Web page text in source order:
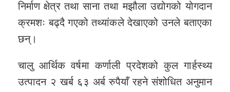
निर्माण क्षेत्र तथा साना तथा मझौला उद्योगको योगदान
क्रमशः बढ्दै गएको तथ्यांकले देखाएको उनले बताएका
छन्।
चालु आर्थिक वर्षमा कर्णाली प्रदेशको कुल गार्हस्थ्य
उत्पादन २ खर्ब ६३ अर्ब रुपैयाँ रहने संशोधित अनुमान